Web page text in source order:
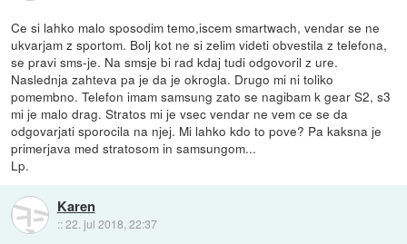
Ce si lahko malo sposodim temo,iscem smartwach, vendar se ne
ukvarjam z sportom. Bolj kot ne si zelim videti obvestila z telefona,
se pravi sms-je. Na smsje bi rad kdaj tudi odgovoril z ure.
Naslednja zahteva pa je da je okrogla. Drugo mi ni toliko
pomembno. Telefon imam samsung zato se nagibam k gear S2, s3
mi je malo drag. Stratos mi je vsec vendar ne vem ce se da
odgovarjati sporocila na njej. Mi lahko kdo to pove? Pa kaksna je
primerjava med stratosom in samsungom...
Lp.
Karen
::22. jul 2018, 22:37